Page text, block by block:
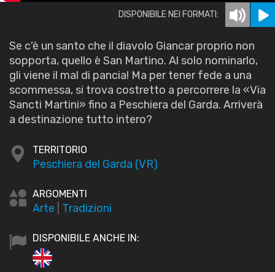
DISPONIBILE NEI FORMATI:
Se c'è un santo che il diavolo Giancar proprio non
sopporta, quello è San Martino. Al solo nominarlo,
gli viene il mal di pancia! Ma per tener fede a una
scommessa, si trova costretto a percorrere la «Via
Sancti Martini» fino a Peschiera del Garda. Arriverà
a destinazione tutto intero?
TERRITORIO
Peschiera del Garda (VR)
ARGOMENTI
Arte Tradizioni
DISPONIBILE ANCHE IN: